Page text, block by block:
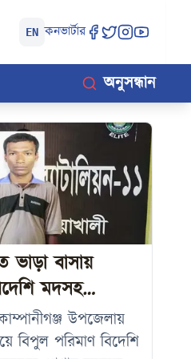
EN কনভার্টার
অনুসন্ধান
ভাড়া বাসায়
মদসহ
উপজেলায়
বিপুল পরিমাণ বিদেশি